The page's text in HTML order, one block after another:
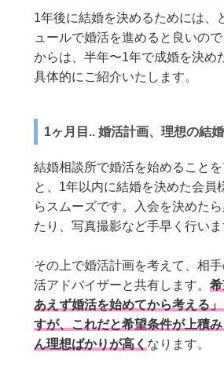
1年後に結婚を決めるためには、
ュールで婚活を進めると良いの
からは、半年〜1年で成婚を決め
具体的にご紹介いたします。
1ヶ月目.. 婚活計画、理想の結
結婚相談所で婚活を始めること
と、1年以内に結婚を決めた会員
らスムーズです。入会を決めた
たり、写真撮影など手早く行いま
その上で婚活計画を考えて、相
活アドバイザーと共有します。
あえず婚活を始めてから考える
すが、これだと希望条件が上積
ん理想ばかりが高く なります。